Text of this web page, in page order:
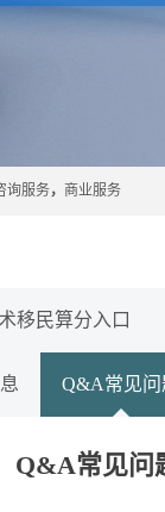
询服务， 商业服务
移民算分入口
Q&A常见问
Q&A常见问